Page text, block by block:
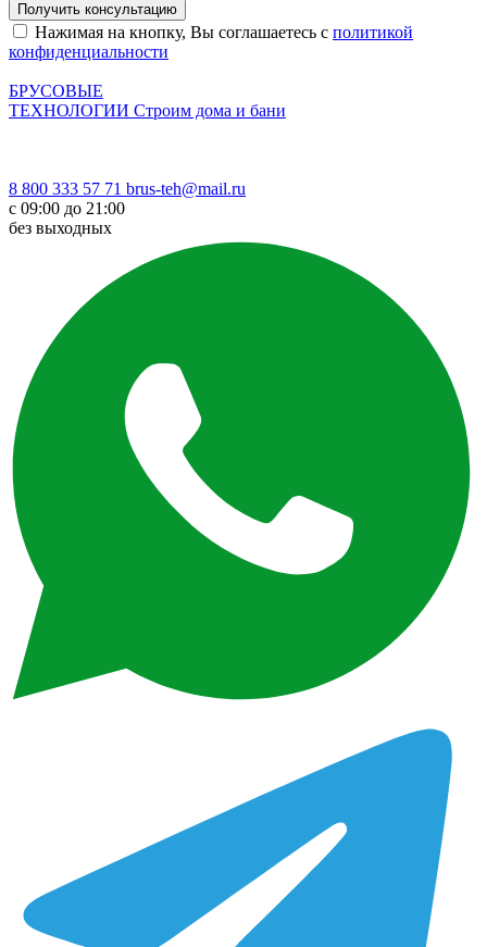
Получить консультацию
Нажимая на кнопку, Вы соглашаетесь с политикой
конфиденциальности
БРУСОВЫЕ
ТЕХНОЛОГИИ Строим дома и бани
8 800 333 57 71 brus-teh@mail.ru
с 09:00 до 21:00
без выходных